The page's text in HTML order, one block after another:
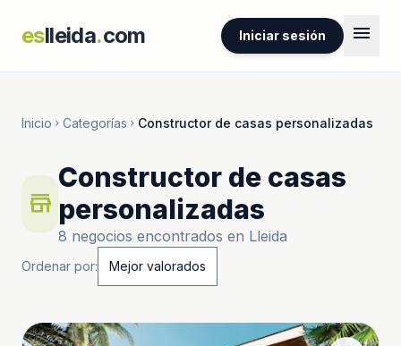
eslleida.com Iniciar sesión menu
Inicio chevron_right Categorías chevron_right Constructor de casas personalizadas
store
Constructor de casas
personalizadas
8 negocios encontrados en Lleida
Ordenar por: